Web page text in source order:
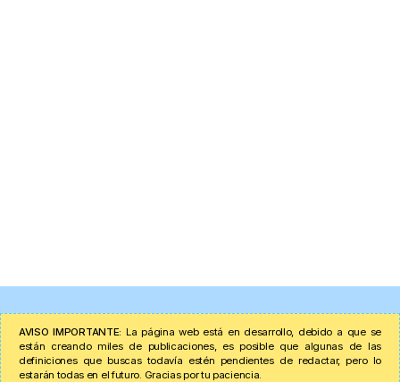
AVISO IMPORTANTE: La página web está en desarrollo, debido a que se
están creando miles de publicaciones, es posible que algunas de las
definiciones que buscas todavía estén pendientes de redactar, pero lo
estarán todas en el futuro. Gracias por tu paciencia.